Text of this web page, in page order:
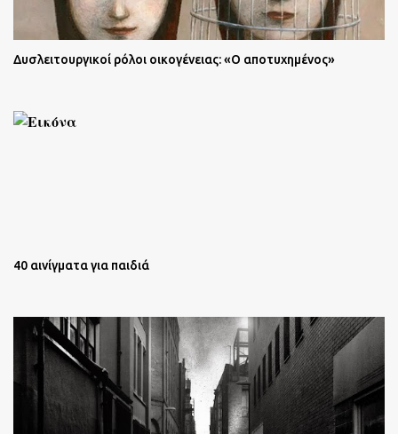
Δυσλειτουργικοί ρόλοι οικογένειας: «Ο αποτυχημένος»
40 αινίγματα για παιδιά